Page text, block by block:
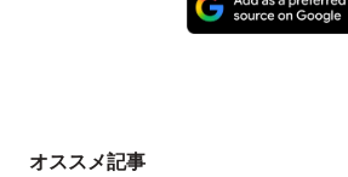
オススメ記事